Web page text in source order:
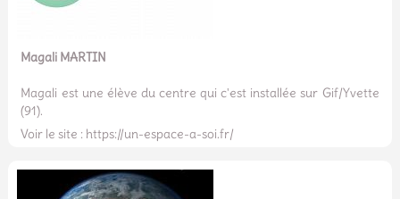
Magali MARTIN
Magali est une élève du centre qui c'est installée sur Gif/Yvette
(91).
Voir le site : https://un-espace-a-soi.fr/